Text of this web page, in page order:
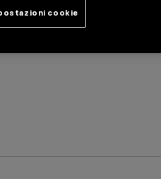
cookie